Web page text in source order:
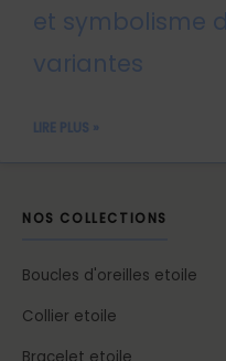
et symbolisme
variantes
LIRE PLUS »
NOS COLLECTIONS
Boucles d'oreilles etoile
Collier etoile